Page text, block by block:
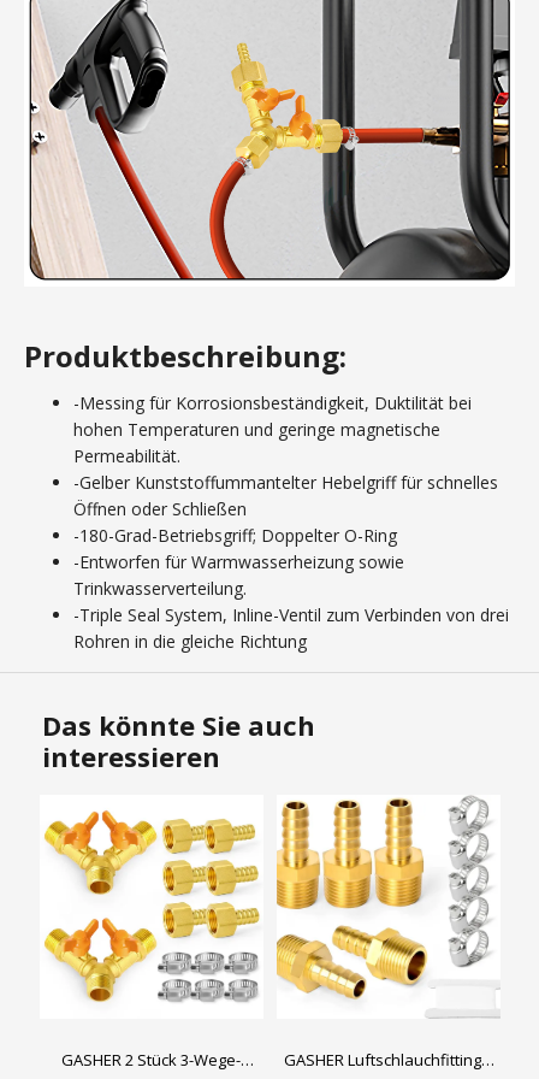
Produktbeschreibung:
-Messing für Korrosionsbeständigkeit, Duktilität bei
hohen Temperaturen und geringe magnetische
Permeabilität.
-Gelber Kunststoffummantelter Hebelgriff für schnelles
Öffnen oder Schließen
-180-Grad-Betriebsgriff; Doppelter O-Ring
-Entworfen für Warmwasserheizung sowie
Trinkwasserverteilung.
-Triple Seal System, Inline-Ventil zum Verbinden von drei
Rohren in die gleiche Richtung
Das könnte Sie auch
interessieren
GASHER 2 Stück 3-Wege-
GASHER Luftschlauchfittings,